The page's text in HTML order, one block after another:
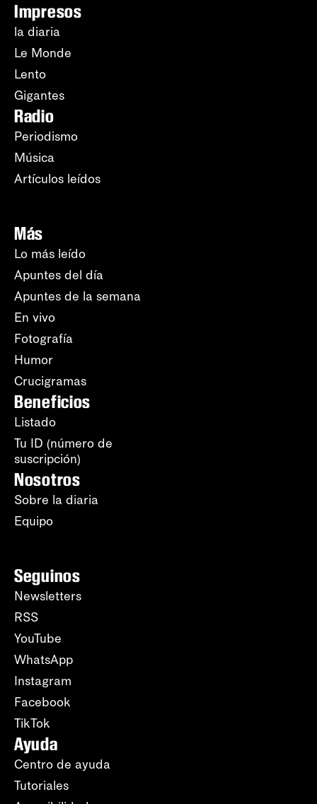
Impresos
la diaria
Le Monde
Lento
Gigantes
Radio
Periodismo
Música
Artículos leídos
Más
Lo más leído
Apuntes del día
Apuntes de la semana
En vivo
Fotografía
Humor
Crucigramas
Beneficios
Listado
Tu ID (número de
suscripción)
Nosotros
Sobre la diaria
Equipo
Seguinos
Newsletters
RSS
YouTube
WhatsApp
Instagram
Facebook
TikTok
Ayuda
Centro de ayuda
Tutoriales